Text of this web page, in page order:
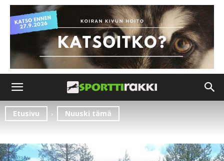
Etusivu Nuuski tämä